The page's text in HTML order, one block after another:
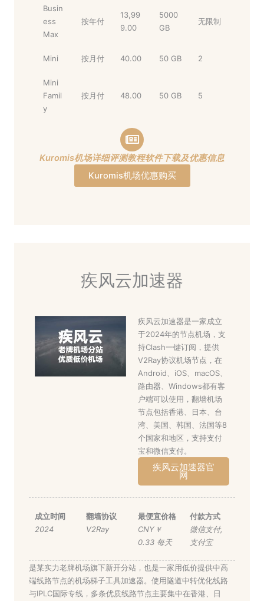
Busin
ess
Max
按年付
13,99
9.00
5000
GB
无限制
Mini 按月付 40.00 50 GB 2
Mini
Famil
y
按月付 48.00 50 GB 5
Kuromis机场详细评测教程软件下载及优惠信息
Kuromis机场优惠购买
疾风云加速器
疾风云加速器是一家成立
于2024年的节点机场，支
持Clash一键订阅，提供
V2Ray协议机场节点，在
Android、iOS、macOS、
路由器、Windows都有客
户端可以使用，翻墙机场
节点包括香港、日本、台
湾、美国、韩国、法国等8
个国家和地区，支持支付
宝和微信支付。
疾风云加速器官
网
成立时间
2024
翻墙协议
V2Ray
最便宜价格
CNY￥
0.33 每天
付款方式
微信支付,
支付宝
是某实力老牌机场旗下新开分站，也是一家用低价提供中高
端线路节点的机场梯子工具加速器。使用隧道中转优化线路
与IPLC国际专线，多条优质线路节点主要集中在香港、日